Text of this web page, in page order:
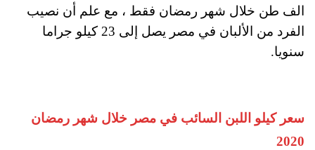
الف طن خلال شهر رمضان فقط ، مع علم أن نصيب
الفرد من الألبان في مصر يصل إلى 23 كيلو جراما
سنويا.
سعر كيلو اللبن السائب في مصر خلال شهر رمضان
2020